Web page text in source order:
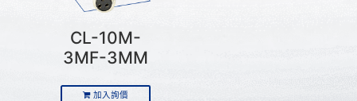
CL-10M-
3MF-3MM
加入詢價